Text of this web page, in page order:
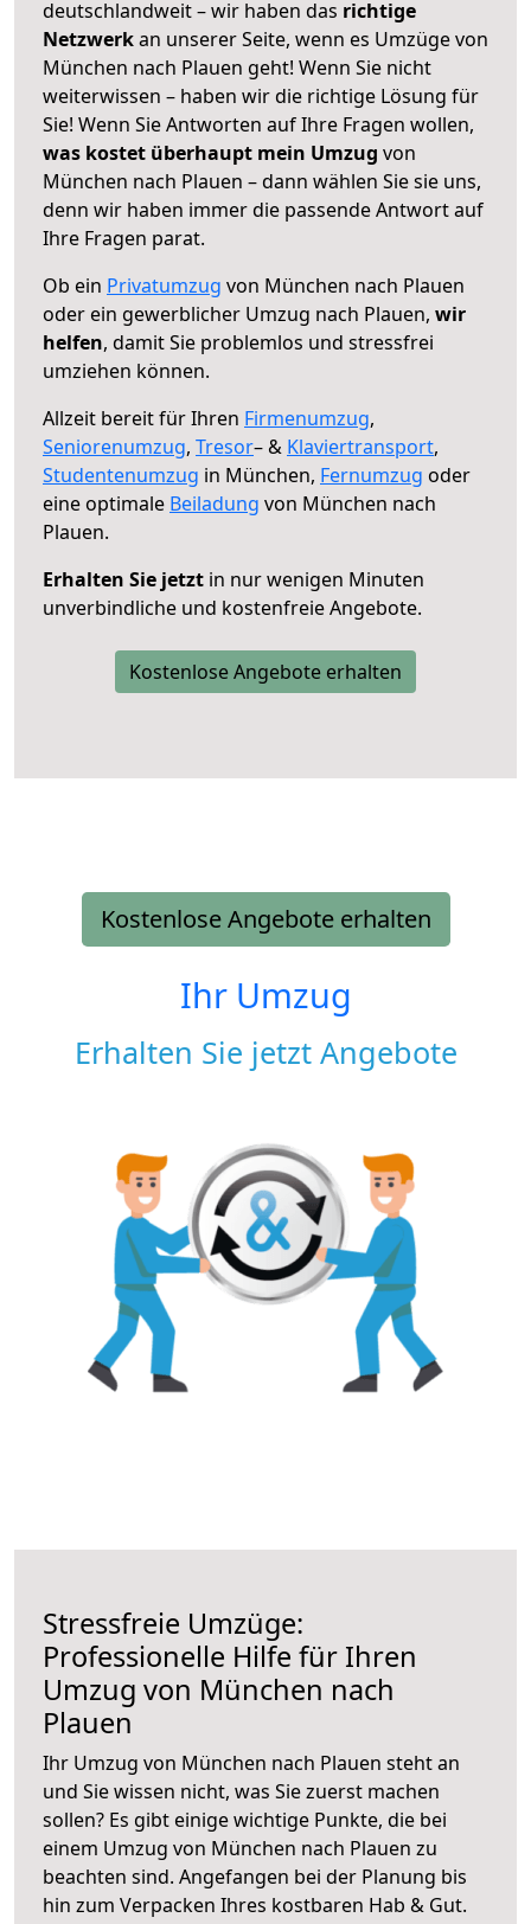
deutschlandweit – wir haben das richtige
Netzwerkan unserer Seite, wenn es Umzüge von
München nach Plauen geht! Wenn Sie nicht
weiterwissen – haben wir die richtige Lösung für
Sie! Wenn Sie Antworten auf Ihre Fragen wollen,
was kostet überhaupt mein Umzug von
München nach Plauen – dann wählen Sie sie uns,
denn wir haben immer die passende Antwort auf
Ihre Fragen parat.
Ob ein Privatumzug von München nach Plauen
oder ein gewerblicher Umzug nach Plauen, wir
helfen, damit Sie problemlos und stressfrei
umziehen können.
Allzeit bereit für Ihren Firmenumzug,
Seniorenumzug, Tresor– & Klaviertransport,
Studentenumzug in München, Fernumzug oder
eine optimale Beiladung von München nach
Plauen.
Erhalten Sie jetzt in nur wenigen Minuten
unverbindliche und kostenfreie Angebote.
Kostenlose Angebote erhalten
Kostenlose Angebote erhalten
Ihr Umzug
Erhalten Sie jetzt Angebote
Stressfreie Umzüge:
Professionelle Hilfe für Ihren
Umzug von München nach
Plauen
Ihr Umzug von München nach Plauen steht an
und Sie wissen nicht, was Sie zuerst machen
sollen? Es gibt einige wichtige Punkte, die bei
einem Umzug von München nach Plauen zu
beachten sind. Angefangen bei der Planung bis
hin zum Verpacken Ihres kostbaren Hab & Gut.